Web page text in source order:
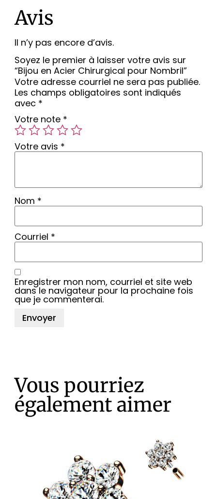
Avis
Il n’y pas encore d’avis.
Soyez le premier à laisser votre avis sur
“Bijou en Acier Chirurgical pour Nombril”
Votre adresse courriel ne sera pas publiée.
Les champs obligatoires sont indiqués
avec *
Votre note *
Votre avis *
Nom *
Courriel *
Enregistrer mon nom, courriel et site web
dans le navigateur pour la prochaine fois
que je commenterai.
Vous pourriez
également aimer